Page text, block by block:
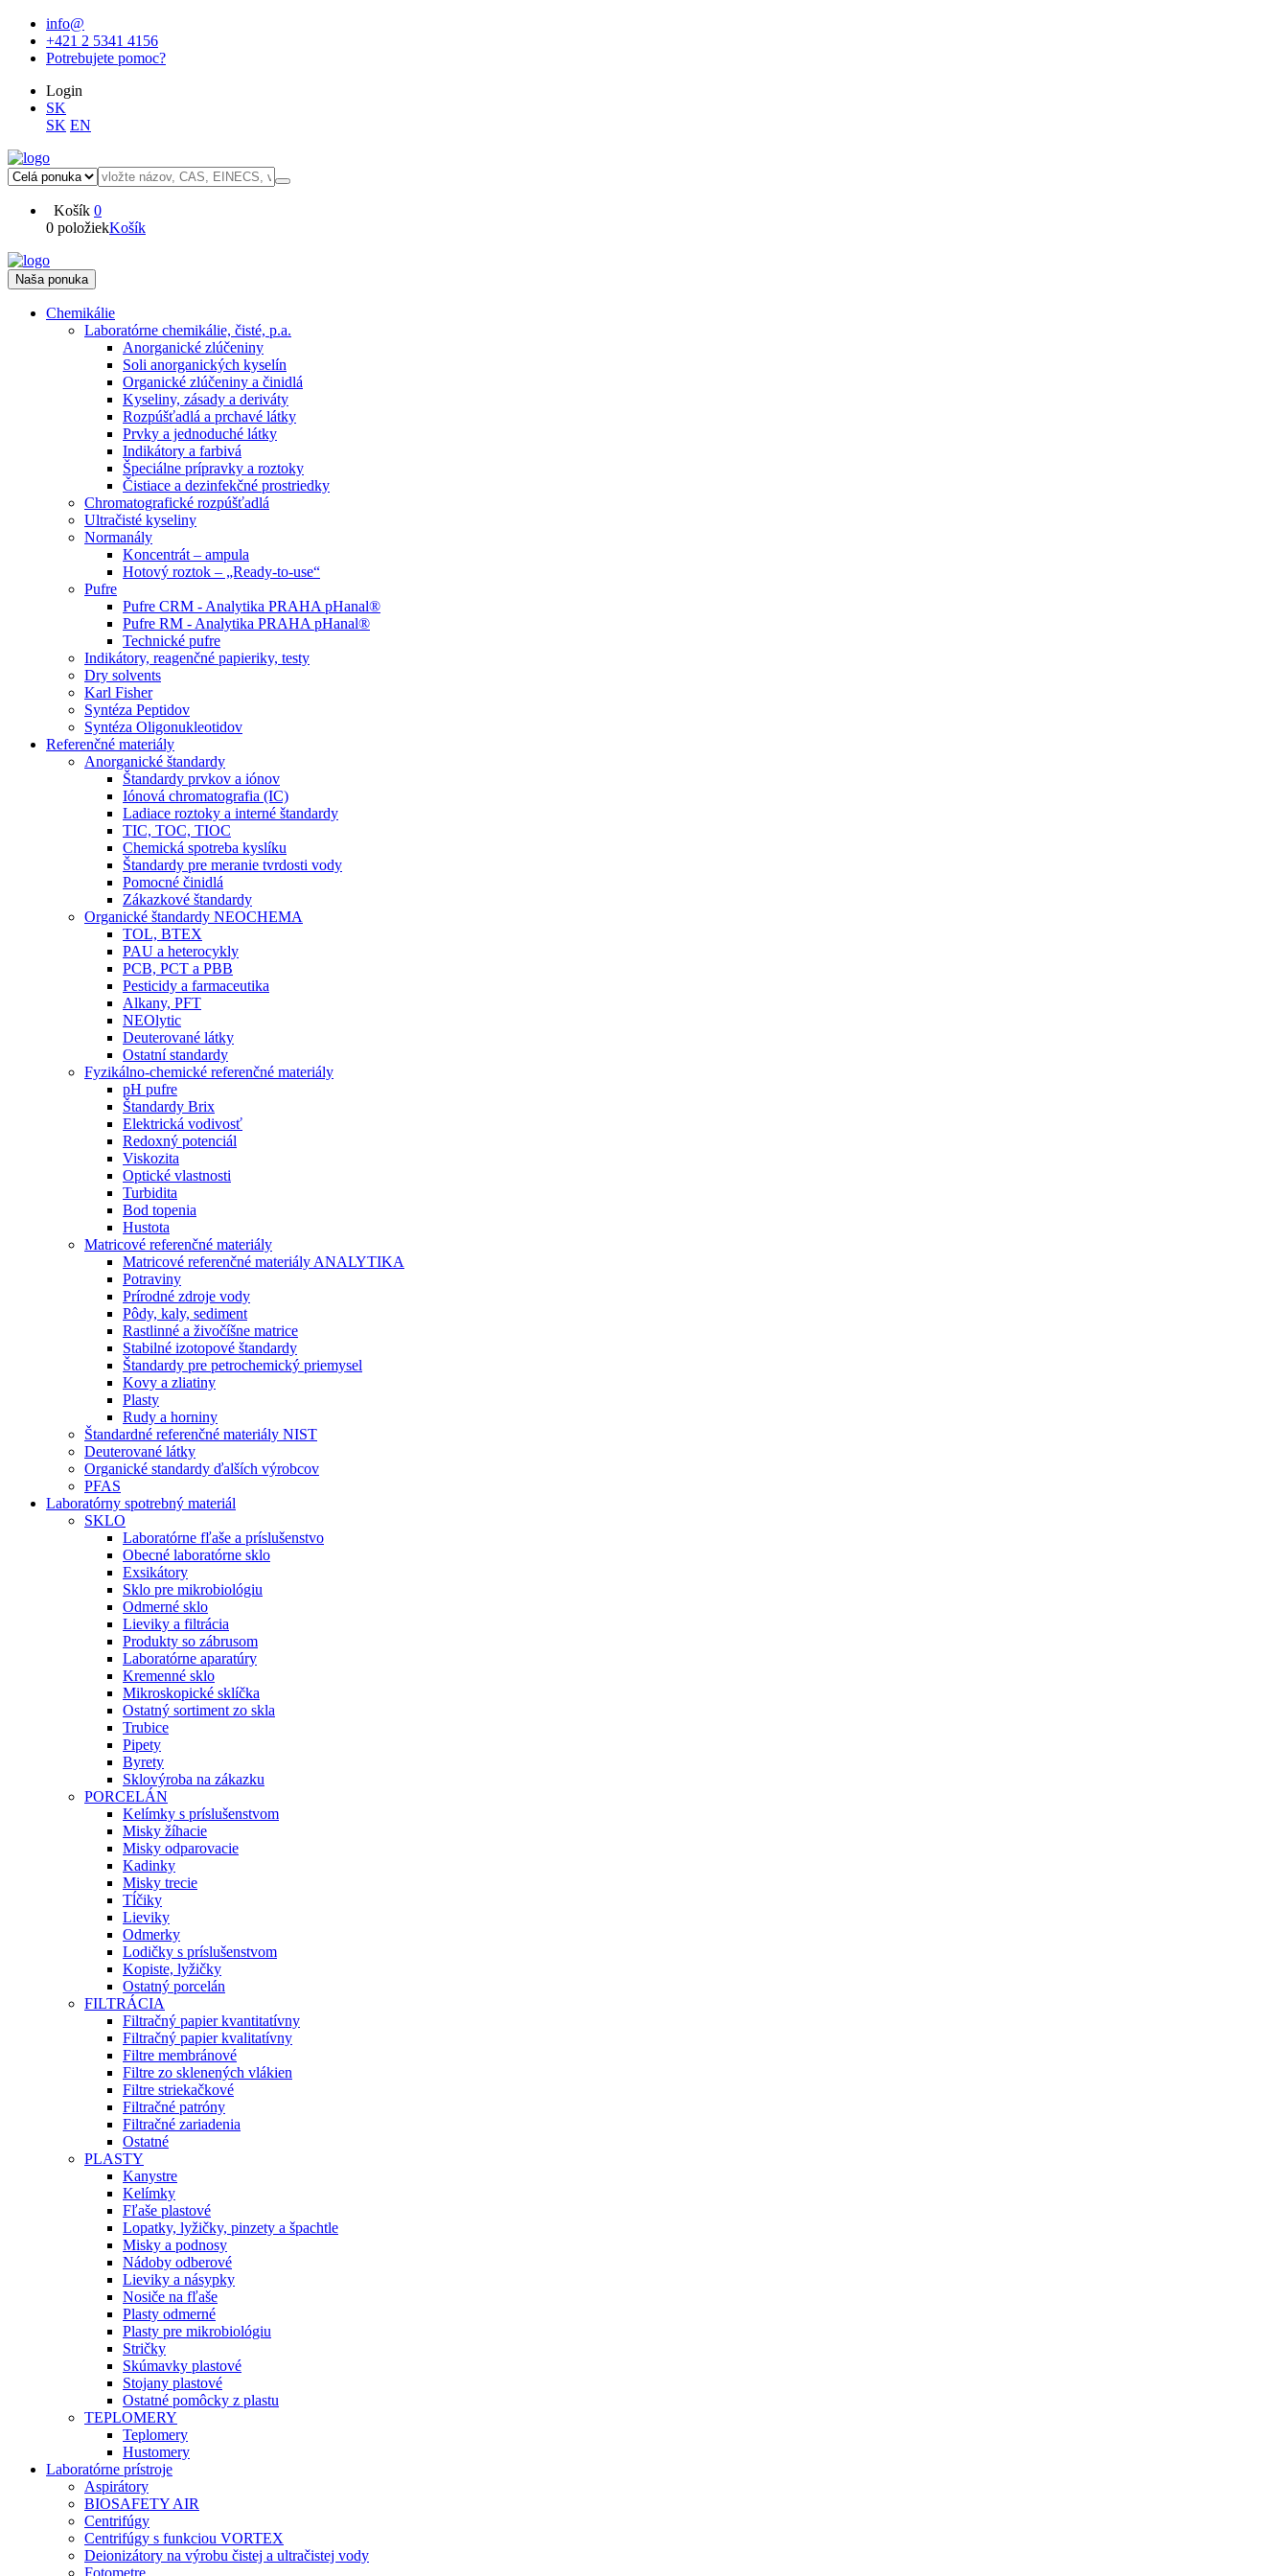
info@
+421 2 5341 4156
Potrebujete pomoc?
Login
SK
SK EN
Košík 0
0 položiekKošík
Naša ponuka
Chemikálie
Laboratórne chemikálie, čisté, p.a.
Anorganické zlúčeniny
Soli anorganických kyselín
Organické zlúčeniny a činidlá
Kyseliny, zásady a deriváty
Rozpúšťadlá a prchavé látky
Prvky a jednoduché látky
Indikátory a farbivá
Špeciálne prípravky a roztoky
Čistiace a dezinfekčné prostriedky
Chromatografické rozpúšťadlá
Ultračisté kyseliny
Normanály
Koncentrát – ampula
Hotový roztok – „Ready-to-use“
Pufre
Pufre CRM - Analytika PRAHA pHanal®
Pufre RM - Analytika PRAHA pHanal®
Technické pufre
Indikátory, reagenčné papieriky, testy
Dry solvents
Karl Fisher
Syntéza Peptidov
Syntéza Oligonukleotidov
Referenčné materiály
Anorganické štandardy
Štandardy prvkov a iónov
Iónová chromatografia (IC)
Ladiace roztoky a interné štandardy
TIC, TOC, TIOC
Chemická spotreba kyslíku
Štandardy pre meranie tvrdosti vody
Pomocné činidlá
Zákazkové štandardy
Organické štandardy NEOCHEMA
TOL, BTEX
PAU a heterocykly
PCB, PCT a PBB
Pesticidy a farmaceutika
Alkany, PFT
NEOlytic
Deuterované látky
Ostatní standardy
Fyzikálno-chemické referenčné materiály
pH pufre
Štandardy Brix
Elektrická vodivosť
Redoxný potenciál
Viskozita
Optické vlastnosti
Turbidita
Bod topenia
Hustota
Matricové referenčné materiály
Matricové referenčné materiály ANALYTIKA
Potraviny
Prírodné zdroje vody
Pôdy, kaly, sediment
Rastlinné a živočíšne matrice
Stabilné izotopové štandardy
Štandardy pre petrochemický priemysel
Kovy a zliatiny
Plasty
Rudy a horniny
Štandardné referenčné materiály NIST
Deuterované látky
Organické standardy ďalších výrobcov
PFAS
Laboratórny spotrebný materiál
SKLO
Laboratórne fľaše a príslušenstvo
Obecné laboratórne sklo
Exsikátory
Sklo pre mikrobiológiu
Odmerné sklo
Lieviky a filtrácia
Produkty so zábrusom
Laboratórne aparatúry
Kremenné sklo
Mikroskopické sklíčka
Ostatný sortiment zo skla
Trubice
Pipety
Byrety
Sklovýroba na zákazku
PORCELÁN
Kelímky s príslušenstvom
Misky žíhacie
Misky odparovacie
Kadinky
Misky trecie
Tĺčiky
Lieviky
Odmerky
Lodičky s príslušenstvom
Kopiste, lyžičky
Ostatný porcelán
FILTRÁCIA
Filtračný papier kvantitatívny
Filtračný papier kvalitatívny
Filtre membránové
Filtre zo sklenených vlákien
Filtre striekačkové
Filtračné patróny
Filtračné zariadenia
Ostatné
PLASTY
Kanystre
Kelímky
Fľaše plastové
Lopatky, lyžičky, pinzety a špachtle
Misky a podnosy
Nádoby odberové
Lieviky a násypky
Nosiče na fľaše
Plasty odmerné
Plasty pre mikrobiológiu
Stričky
Skúmavky plastové
Stojany plastové
Ostatné pomôcky z plastu
TEPLOMERY
Teplomery
Hustomery
Laboratórne prístroje
Aspirátory
BIOSAFETY AIR
Centrifúgy
Centrifúgy s funkciou VORTEX
Deionizátory na výrobu čistej a ultračistej vody
Fotometre